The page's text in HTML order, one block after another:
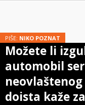
PIŠE: NIKO POZNAT
Možete li
automobil
doista kaže